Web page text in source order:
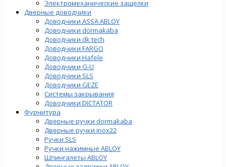
Электромеханические защелки
Дверные доводчики
Доводчики ASSA ABLOY
Доводчики dormakaba
Доводчики dk tech
Доводчики FARGO
Доводчики Hafele
Доводчики G-U
Доводчики SLS
Доводчики GEZE
Cистемы закрывания
Доводчики DICTATOR
Фурнитура
Дверные ручки dormakaba
Дверные ручки inox22
Ручки SLS
Ручки нажимные ABLOY
Шпингалеты ABLOY